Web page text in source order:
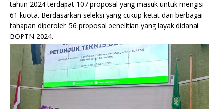
tahun 2024 terdapat 107 proposal yang masuk untuk mengisi
61 kuota. Berdasarkan seleksi yang cukup ketat dari berbagai
tahapan diperoleh 56 proposal penelitian yang layak didanai
BOPTN 2024.